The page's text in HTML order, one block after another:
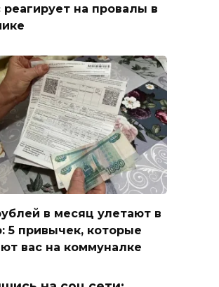
реагирует на провалы в
в месяц улетают в
5 привычек, которые
вас на коммуналке